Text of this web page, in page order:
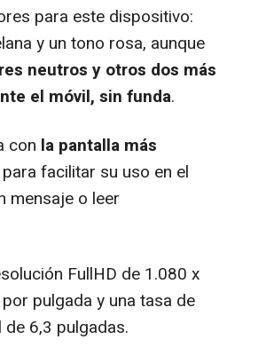
para este dispositivo:
y un tono rosa, aunque
neutros y otros dos más
el móvil, sin funda.
con la pantalla más
facilitar su uso en el
mensaje o leer
FullHD de 1.080 x
pulgada y una tasa de
6,3 pulgadas.